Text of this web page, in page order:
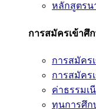
หลักสูตรน
การสมัครเข้าศึ
การสมัค
การสมัคร
ค่าธรรมเ
ทุนการศึก